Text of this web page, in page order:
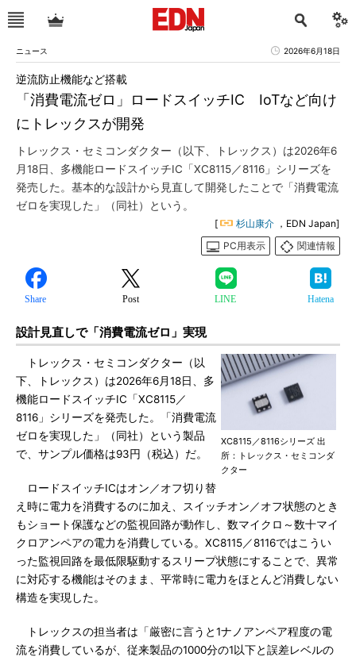
ニュース 2026年6月18日
「消費電流ゼロ」ロードスイッチIC IoTなど向け
にトレックスが開発
逆流防止機能など搭載
トレックス・セミコンダクター（以下、トレックス）は2026年6
月18日、多機能ロードスイッチIC「XC8115／8116」シリーズを
発売した。基本的な設計から見直して開発したことで「消費電流
ゼロを実現した」（同社）という。
[ 杉山康介 ，EDN Japan]
PC用表示
関連情報
Share Post LINE Hatena
設計見直しで「消費電流ゼロ」実現
XC8115／8116シリーズ 出
所：トレックス・セミコンダ
クター
トレックス・セミコンダクター（以
下、トレックス）は2026年6月18日、多
機能ロードスイッチIC「XC8115／
8116」シリーズを発売した。「消費電流
ゼロを実現した」（同社）という製品
で、サンプル価格は93円（税込）だ。
ロードスイッチICはオン／オフ切り替
え時に電力を消費するのに加え、スイッチオン／オフ状態のとき
もショート保護などの監視回路が動作し、数マイクロ～数十マイ
クロアンペアの電力を消費している。XC8115／8116ではこうい
った監視回路を最低限駆動するスリープ状態にすることで、異常
に対応する機能はそのまま、平常時に電力をほとんど消費しない
構造を実現した。
トレックスの担当者は「厳密に言うと1ナノアンペア程度の電
流を消費しているが、従来製品の1000分の1以下と誤差レベルの